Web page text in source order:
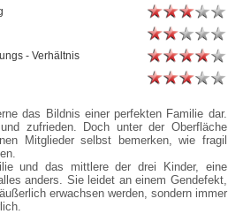
- Verhältnis
das Bildnis einer perfekten Familie dar.
zufrieden. Doch unter der Oberfläche
Mitglieder selbst bemerken, wie fragil
und das mittlere der drei Kinder, eine
anders. Sie leidet an einem Gendefekt,
erwachsen werden, sondern immer